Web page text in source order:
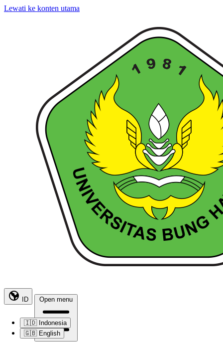
Lewati ke konten utama
ID
🇮🇩 Indonesia
🇬🇧 English
Open menu